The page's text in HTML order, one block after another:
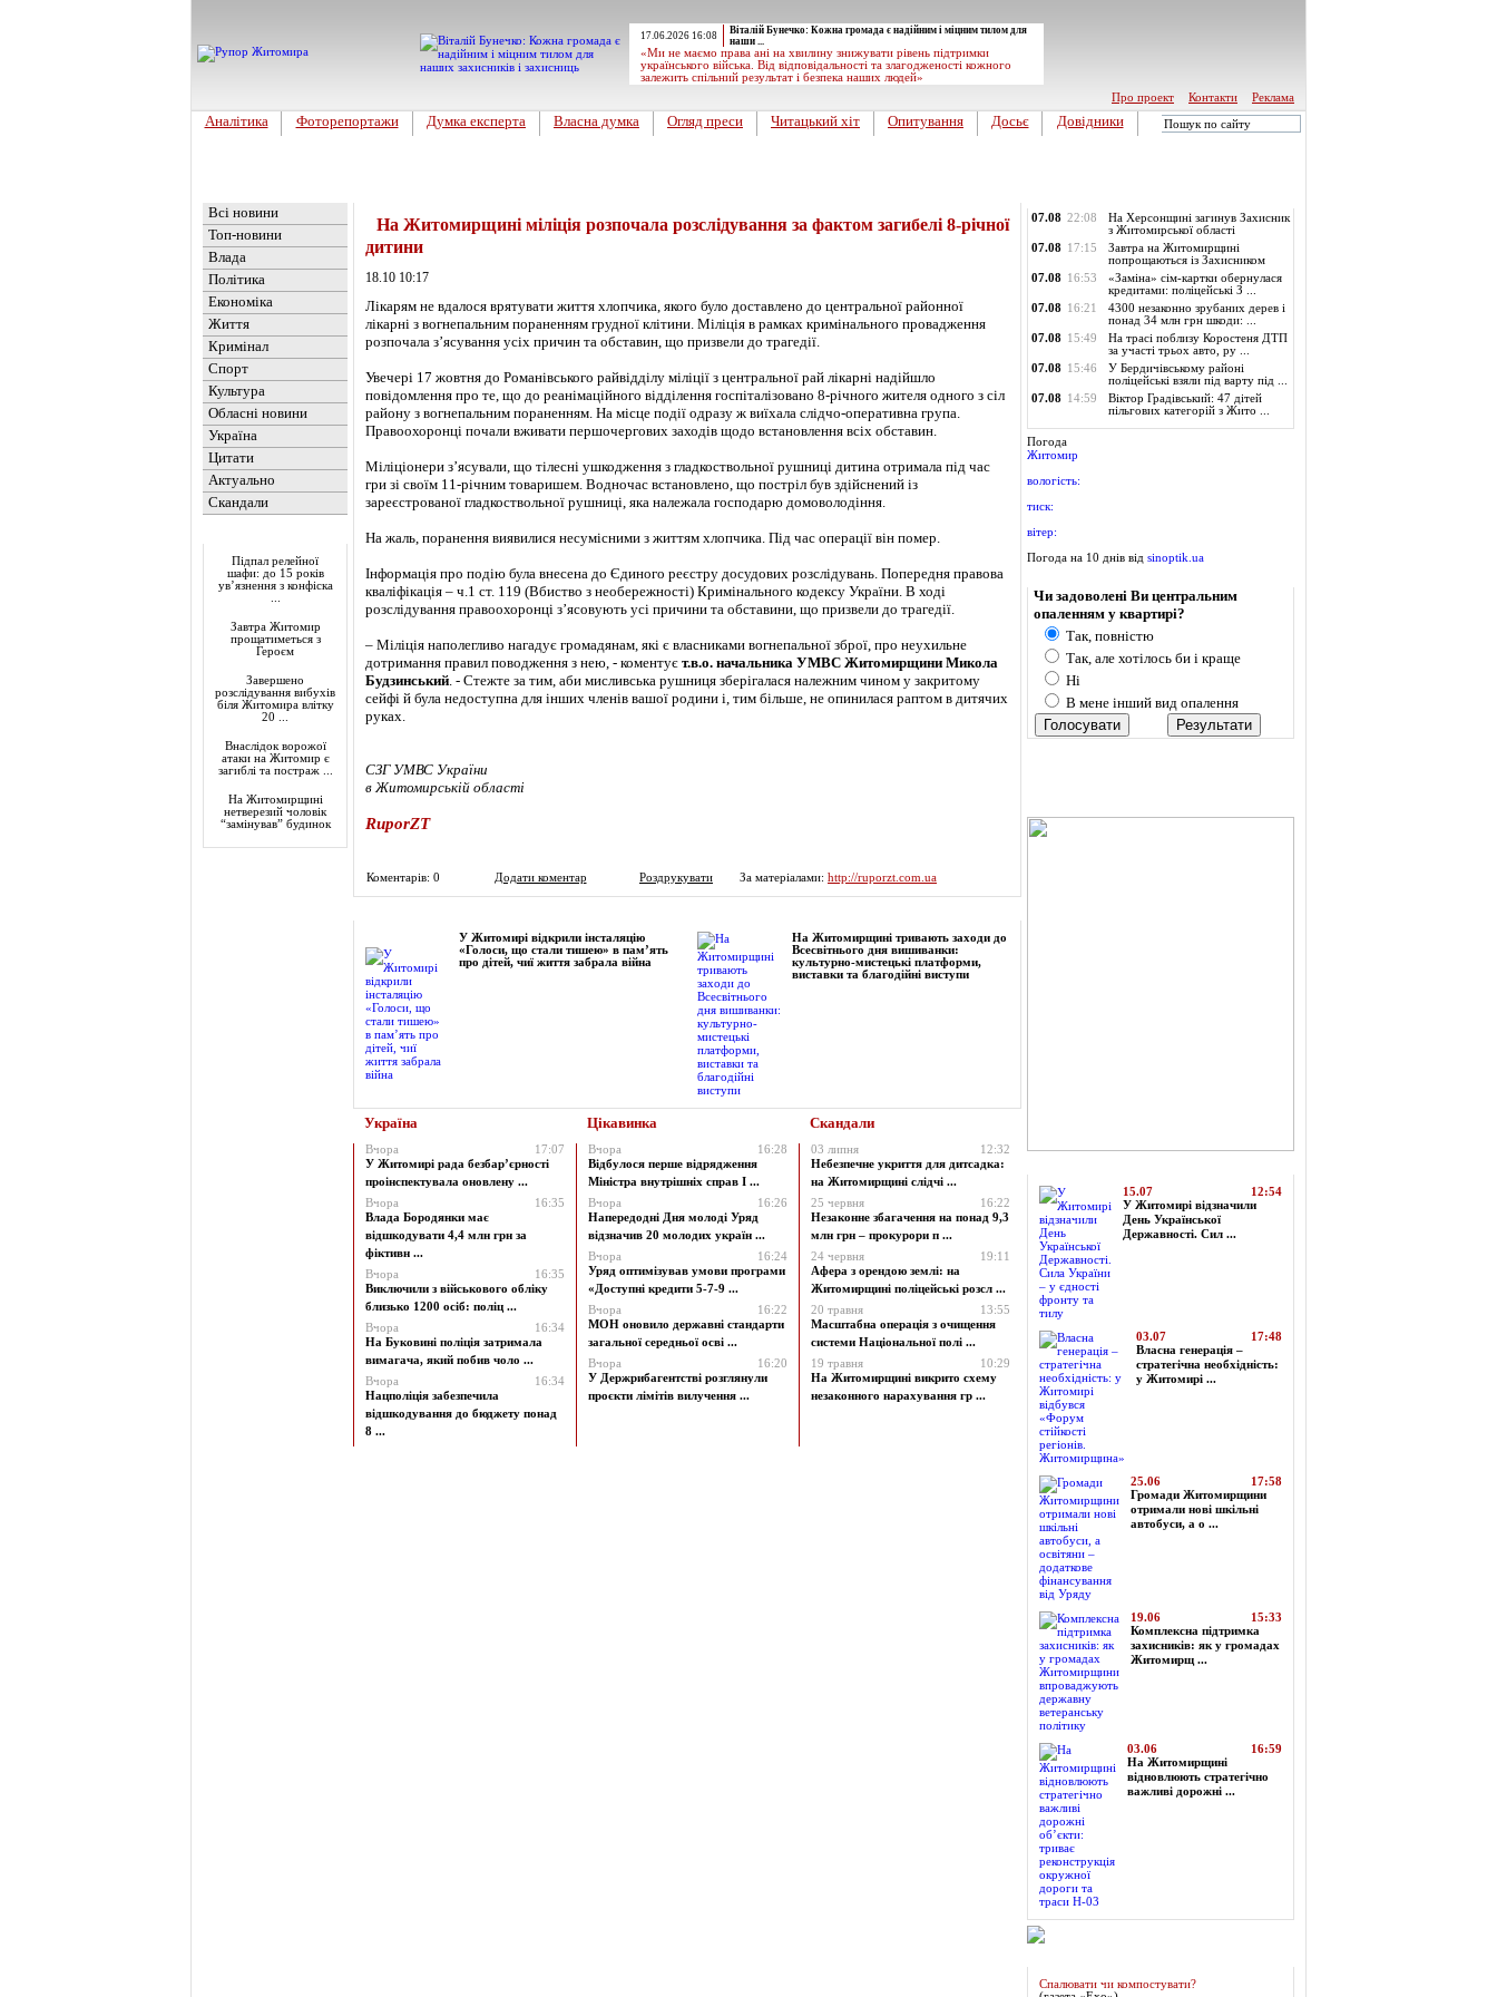
17.06.2026 16:08
Віталій Бунечко: Кожна громада є надійним і міцним тилом для
наши ...
«Ми не маємо права ані на хвилину знижувати рівень підтримки
українського війська. Від відповідальності та злагодженості кожного
залежить спільний результат і безпека наших людей»
Про проект
Контакти Реклама
Аналітика Фоторепортажи Думка експерта Власна думка Огляд преси Читацький хіт Опитування Досьє Довідники
Всі новини
Топ-новини
Влада
Політика
Економіка
Життя
Кримінал
Спорт
Культура
Обласні новини
Україна
Цитати
Актуально
Скандали
Підпал релейної
шафи: до 15 років
ув’язнення з конфіска
Завтра Житомир
прощатиметься з
Героєм
Завершено
розслідування вибухів
біля Житомира влітку
20 ...
Внаслідок ворожої
атаки на Житомир є
загиблі та постраж ...
На Житомирщині
нетверезий чоловік
“замінував” будинок
На Житомирщині міліція розпочала розслідування за фактом загибелі 8-річної
дитини
18.10 10:17
Лікарям не вдалося врятувати життя хлопчика, якого було доставлено до центральної районної
лікарні з вогнепальним пораненням грудної клітини. Міліція в рамках кримінального провадження
розпочала з’ясування усіх причин та обставин, що призвели до трагедії.
Увечері 17 жовтня до Романівського райвідділу міліції з центральної рай лікарні надійшло
повідомлення про те, що до реанімаційного відділення госпіталізовано 8-річного жителя одного з сіл
району з вогнепальним пораненням. На місце події одразу ж виїхала слідчо-оперативна група.
Правоохоронці почали вживати першочергових заходів щодо встановлення всіх обставин.
Міліціонери з’ясували, що тілесні ушкодження з гладкоствольної рушниці дитина отримала під час
гри зі своїм 11-річним товаришем. Водночас встановлено, що постріл був здійснений із
зареєстрованої гладкоствольної рушниці, яка належала господарю домоволодіння.
На жаль, поранення виявилися несумісними з життям хлопчика. Під час операції він помер.
Інформація про подію була внесена до Єдиного реєстру досудових розслідувань. Попередня правова
кваліфікація – ч.1 ст. 119 (Вбиство з необережності) Кримінального кодексу України. В ході
розслідування правоохоронці з’ясовують усі причини та обставини, що призвели до трагедії.
– Міліція наполегливо нагадує громадянам, які є власниками вогнепальної зброї, про неухильне
дотримання правил поводження з нею, - коментує т.в.о. начальника УМВС Житомирщини Микола
Будзинський. - Стежте за тим, аби мисливська рушниця зберігалася належним чином у закритому
сейфі й була недоступна для інших членів вашої родини і, тим більше, не опинилася раптом в дитячих
руках.
СЗГ УМВС України
в Житомирській області
RuporZT
Коментарів: 0 Додати коментар Роздрукувати За матеріалами: http://ruporzt.com.ua
У Житомирі відкрили інсталяцію
«Голоси, що стали тишею» в пам’ять
про дітей, чиї життя забрала війна
На Житомирщині тривають заходи до
Всесвітнього дня вишиванки:
культурно-мистецькі платформи,
виставки та благодійні виступи
Україна Цікавинка Скандали
Вчора
17:07
У Житомирі рада безбар’єрності
проінспектувала оновлену ...
Вчора
16:35
Влада Бородянки має
відшкодувати 4,4 млн грн за
фіктивн ...
Вчора
16:35
Виключили з військового обліку
близько 1200 осіб: поліц ...
Вчора
16:34
На Буковині поліція затримала
вимагача, який побив чоло ...
Вчора
16:34
Нацполіція забезпечила
відшкодування до бюджету понад
8 ...
Вчора
16:28
Відбулося перше відрядження
Міністра внутрішніх справ І ...
Вчора
16:26
Напередодні Дня молоді Уряд
відзначив 20 молодих україн ...
Вчора
16:24
Уряд оптимізував умови програми
«Доступні кредити 5-7-9 ...
Вчора
16:22
МОН оновило державні стандарти
загальної середньої осві ...
Вчора
16:20
У Держрибагентстві розглянули
проєкти лімітів вилучення ...
03 липня
12:32
Небезпечне укриття для дитсадка:
на Житомирщині слідчі ...
25 червня
16:22
Незаконне збагачення на понад 9,3
млн грн – прокурори п ...
24 червня
19:11
Афера з орендою землі: на
Житомирщині поліцейські розсл ...
20 травня
13:55
Масштабна операція з очищення
системи Національної полі ...
19 травня
10:29
На Житомирщині викрито схему
незаконного нарахування гр ...
07.08 22:08
На Херсонщині загинув Захисник
з Житомирської області
07.08 17:15
Завтра на Житомирщині
попрощаються із Захисником
07.08 16:53
«Заміна» сім-картки обернулася
кредитами: поліцейські З ...
07.08 16:21
4300 незаконно зрубаних дерев і
понад 34 млн грн шкоди: ...
07.08 15:49
На трасі поблизу Коростеня ДТП
за участі трьох авто, ру ...
07.08 15:46
У Бердичівському районі
поліцейські взяли під варту під ...
07.08 14:59
Віктор Градівський: 47 дітей
пільгових категорій з Жито ...
Погода
Житомир
вологість:
тиск:
вітер:
Погода на 10 днів від sinoptik.ua
Чи задоволені Ви центральним
опаленням у квартирі?
Так, повністю
Так, але хотілось би і краще
Ні
В мене інший вид опалення
15.07
12:54
У Житомирі відзначили
День Української
Державності. Сил ...
03.07
17:48
Власна генерація –
стратегічна необхідність:
у Житомирі ...
25.06
17:58
Громади Житомирщини
отримали нові шкільні
автобуси, а о ...
19.06
15:33
Комплексна підтримка
захисників: як у громадах
Житомирщ ...
03.06
16:59
На Житомирщині
відновлюють стратегічно
важливі дорожні ...
Спалювати чи компостувати?